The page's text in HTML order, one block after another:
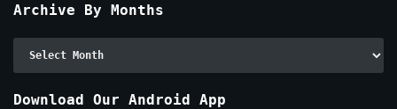
Archive By Months
Download Our Android App